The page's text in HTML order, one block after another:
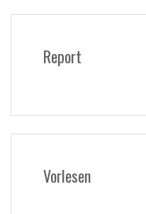
Report
Vorlesen